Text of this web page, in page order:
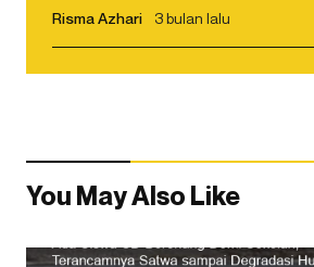
Risma Azhari 3 bulan lalu
You May Also Like